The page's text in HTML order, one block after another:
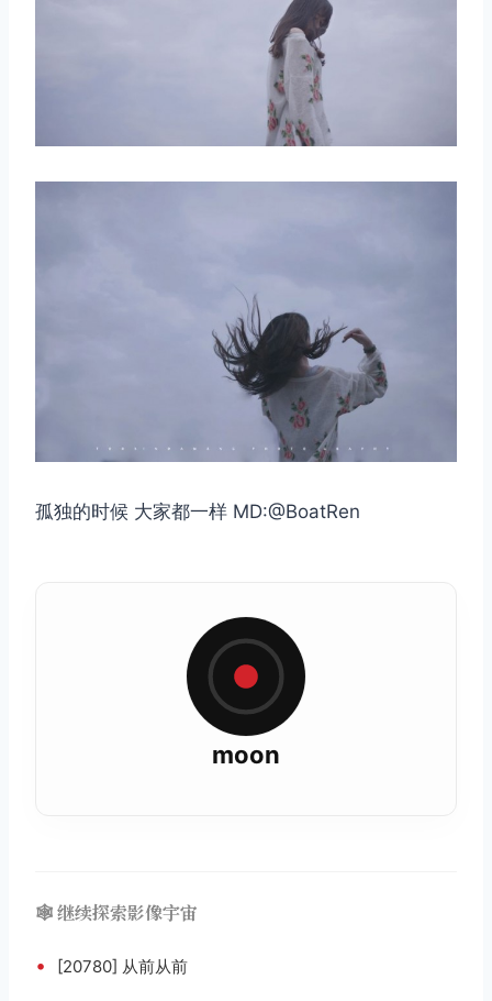
孤独的时候 大家都一样 MD:@BoatRen
moon
🕸️ 继续探索影像宇宙
• [20780] 从前从前
搜索